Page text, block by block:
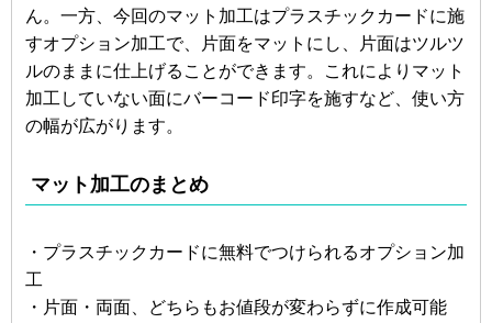
ん。一方、今回のマット加工はプラスチックカードに施
すオプション加工で、片面をマットにし、片面はツルツ
ルのままに仕上げることができます。これによりマット
加工していない面にバーコード印字を施すなど、使い方
の幅が広がります。
マット加工のまとめ
・プラスチックカードに無料でつけられるオプション加
工
・片面・両面、どちらもお値段が変わらずに作成可能